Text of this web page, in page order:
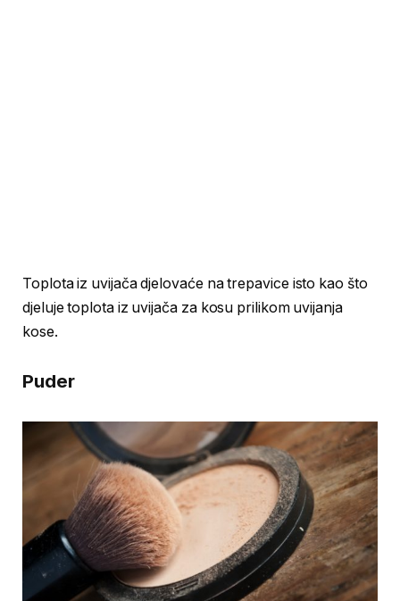
Toplota iz uvijača djelovaće na trepavice isto kao što
djeluje toplota iz uvijača za kosu prilikom uvijanja
kose.
Puder